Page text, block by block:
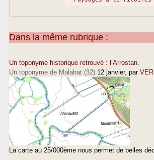
Dans la même rubrique :
Un toponyme historique retrouvé : l’Arrostan.
Un toponyme de Malabat (32) 12 janvier, par
La carte au 25/000ème nous permet de belles